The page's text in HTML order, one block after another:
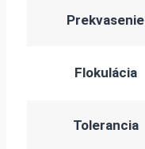
Prekvasenie
Flokulácia
Tolerancia